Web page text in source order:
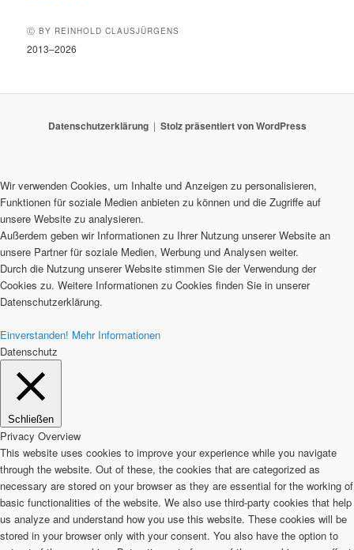
Ⓒ BY REINHOLD CLAUSJÜRGENS
2013–2026
Datenschutzerklärung Stolz präsentiert von WordPress
Wir verwenden Cookies, um Inhalte und Anzeigen zu personalisieren,
Funktionen für soziale Medien anbieten zu können und die Zugriffe auf
unsere Website zu analysieren.
Außerdem geben wir Informationen zu Ihrer Nutzung unserer Website an
unsere Partner für soziale Medien, Werbung und Analysen weiter.
Durch die Nutzung unserer Website stimmen Sie der Verwendung der
Cookies zu. Weitere Informationen zu Cookies finden Sie in unserer
Datenschutzerklärung.
Einverstanden! Mehr Informationen
Datenschutz
Schließen
Privacy Overview
This website uses cookies to improve your experience while you navigate
through the website. Out of these, the cookies that are categorized as
necessary are stored on your browser as they are essential for the working of
basic functionalities of the website. We also use third-party cookies that help
us analyze and understand how you use this website. These cookies will be
stored in your browser only with your consent. You also have the option to